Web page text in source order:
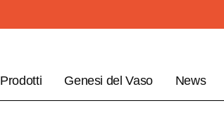
Prodotti Genesi del Vaso News